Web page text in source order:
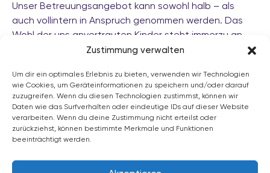
Zustimmung verwalten
Um dir ein optimales Erlebnis zu bieten, verwenden wir Technologien
wie Cookies, um Geräteinformationen zu speichern und/oder darauf
zuzugreifen. Wenn du diesen Technologien zustimmst, können wir
Daten wie das Surfverhalten oder eindeutige IDs auf dieser Website
verarbeiten. Wenn du deine Zustimmung nicht erteilst oder
zurückziehst, können bestimmte Merkmale und Funktionen
beeinträchtigt werden.
Unser Betreuungsangebot kann sowohl halb – als
auch vollintern in Anspruch genommen werden. Das
Wohl der uns anvertrauten Kinder steht immerzu an
oberster Stelle, indem Familien dauerhaft im Alltag
Wir bieten außerdem eine gezielte Lern- und
Freizeitbetreuung an und unterstützen Schüler:innen
individuell bei der Erledigung der schulischen
Aufgaben. Die Förderung von Selbstständigkeit und
sozialer Kompetenz der Kinder sind uns besondere
Anliegen, die von engagierten Pädagog:innen